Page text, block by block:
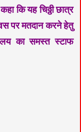
कि यह चिठ्ठी छात्र
पर मतदान करने हेतु
का समस्त स्टाफ